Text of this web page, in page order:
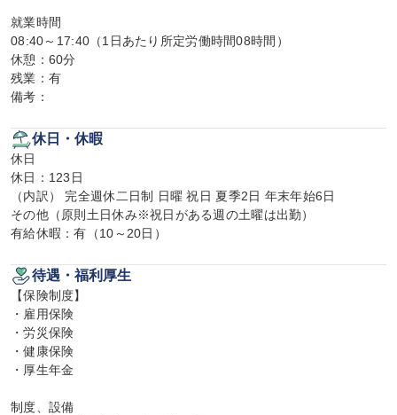
就業時間
08:40～17:40（1日あたり所定労働時間08時間）
休憩：60分
残業：有
備考：
休日・休暇
休日
休日：123日
（内訳） 完全週休二日制 日曜 祝日 夏季2日 年末年始6日
その他（原則土日休み※祝日がある週の土曜は出勤）
有給休暇：有（10～20日）
待遇・福利厚生
【保険制度】
・雇用保険
・労災保険
・健康保険
・厚生年金
制度、設備